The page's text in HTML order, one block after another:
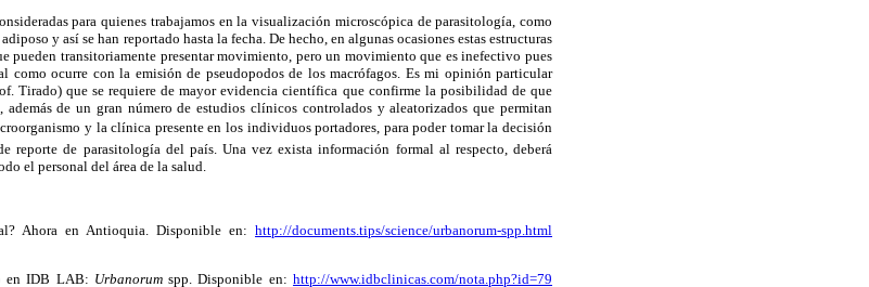
para quienes trabajamos en la visualización microscópica de parasitología, como
y así se han reportado hasta la fecha. De hecho, en algunas ocasiones estas estructuras
pueden transitoriamente presentar movimiento, pero un movimiento que es inefectivo pues
como ocurre con la emisión de pseudopodos de los macrófagos. Es mi opinión particular
Tirado) que se requiere de mayor evidencia científica que confirme la posibilidad de que
además de un gran número de estudios clínicos controlados y aleatorizados que permitan
y la clínica presente en los individuos portadores, para poder tomar la decisión
reporte de parasitología del país. Una vez exista información formal al respecto, deberá
el personal del área de la salud.
Ahora en Antioquia. Disponible en:http://documents.tips/science/urbanorum-spp.html
en IDB LAB: Urbanorumspp. Disponible en:http://www.idbclinicas.com/nota.php?id=79